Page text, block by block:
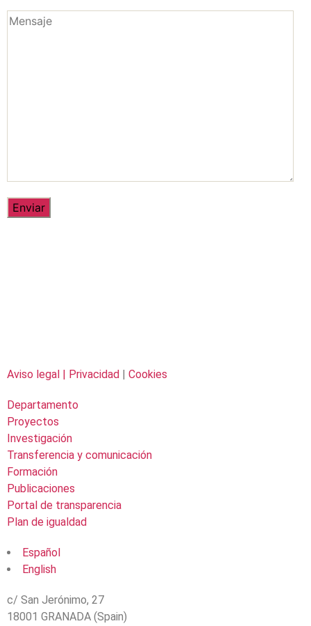
Aviso legal | Privacidad | Cookies
Departamento
Proyectos
Investigación
Transferencia y comunicación
Formación
Publicaciones
Portal de transparencia
Plan de igualdad
Español
English
c/ San Jerónimo, 27
18001 GRANADA (Spain)